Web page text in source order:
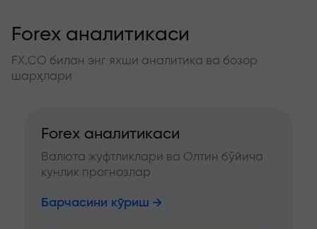
Forex аналитикаси
FX.CO билан энг яхши аналитика ва бозор
шарҳлари
Forex аналитикаси
Валюта жуфтликлари ва Олтин бўйича
кунлик прогнозлар
Барчасини кўриш